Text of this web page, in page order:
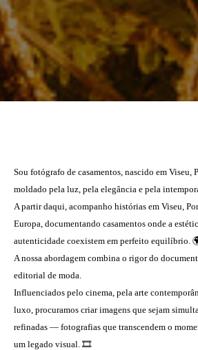
Sou fotógrafo de casamentos, nascido em Viseu,
moldado pela luz, pela elegância e pela
A partir daqui, acompanho histórias em Viseu,
Europa, documentando casamentos onde a
autenticidade coexistem em perfeito equilíbrio.
A nossa abordagem combina o rigor do
editorial de moda.
Influenciados pelo cinema, pela arte
luxo, procuramos criar imagens que sejam
refinadas — fotografias que transcendem o
um legado visual. 🎞️